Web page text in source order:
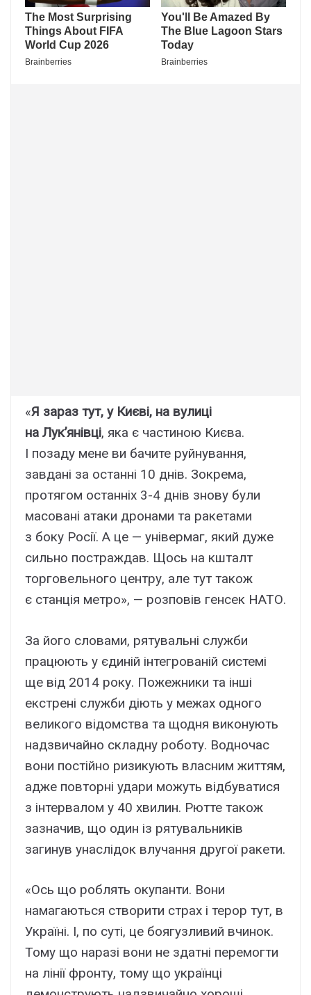
«Я зараз тут, у Києві, на вулиці
на Лук’янівці, яка є частиною Києва.
І позаду мене ви бачите руйнування,
завдані за останні 10 днів. Зокрема,
протягом останніх 3-4 днів знову були
масовані атаки дронами та ракетами
з боку Росії. А це — універмаг, який дуже
сильно постраждав. Щось на кшталт
торговельного центру, але тут також
є станція метро», — розповів генсек НАТО.
За його словами, рятувальні служби
працюють у єдиній інтегрованій системі
ще від 2014 року. Пожежники та інші
екстрені служби діють у межах одного
великого відомства та щодня виконують
надзвичайно складну роботу. Водночас
вони постійно ризикують власним життям,
адже повторні удари можуть відбуватися
з інтервалом у 40 хвилин. Рютте також
зазначив, що один із рятувальників
загинув унаслідок влучання другої ракети.
«Ось що роблять окупанти. Вони
намагаються створити страх і терор тут, в
Україні. І, по суті, це боягузливий вчинок.
Тому що наразі вони не здатні перемогти
на лінії фронту, тому що українці